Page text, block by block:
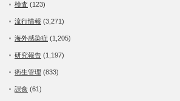
検査 (123)
流行情報 (3,271)
海外感染症 (1,205)
研究報告 (1,197)
衛生管理 (833)
誤食 (61)